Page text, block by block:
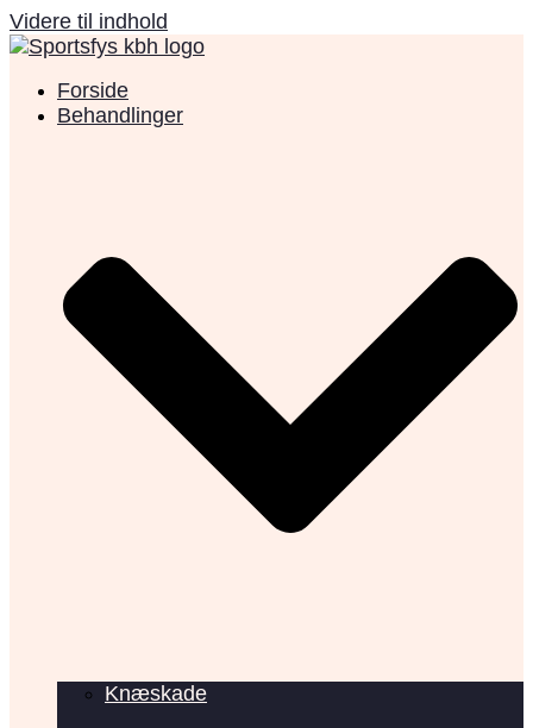
Videre til indhold
Forside
Behandlinger
Knæskade